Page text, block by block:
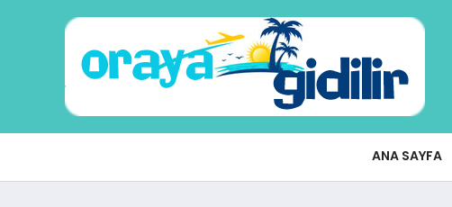
ANA SAYFA